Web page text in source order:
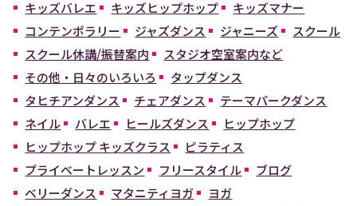
キッズバレエ キッズヒップホップ
キッズマナー
コンテンポラリー
ジャズダンス ジャニーズ
スクール
スクール休講/振替案内
スタジオ空室案内など
その他・日々のいろいろ
タップダンス
タヒチアンダンス
チェアダンス
テーマパークダンス
ネイル
バレエ ヒールズダンス
ヒップホップ
ヒップホップ キッズクラス
ピラティス
プライベートレッスン
フリースタイル
ブログ
ベリーダンス
マタニティヨガ
ヨガ